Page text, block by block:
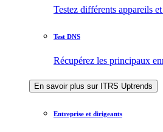
Testez différents appareils
Test DNS
Récupérez les principaux
En savoir plus sur ITRS Uptrends
Entreprise et dirigeants